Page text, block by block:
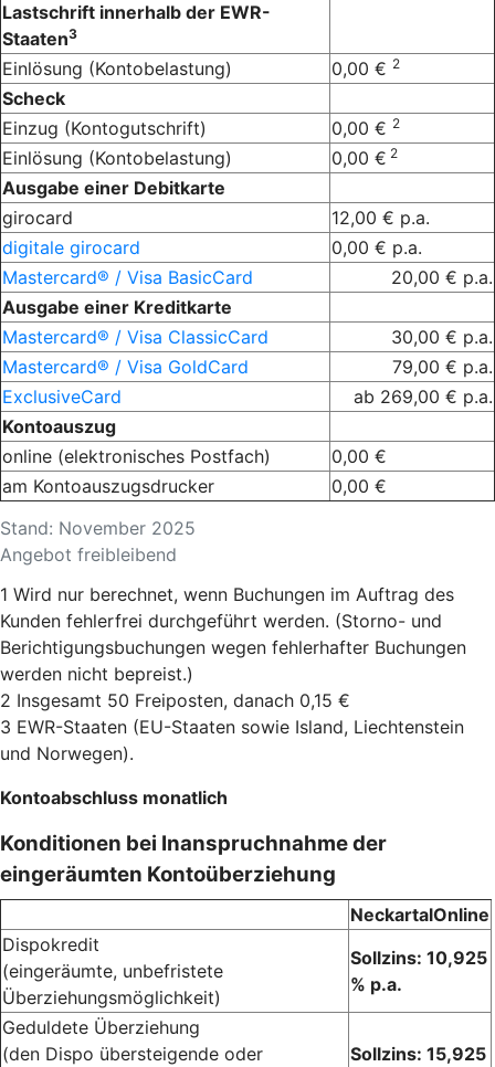
Stand: November 2025
Angebot freibleibend
Lastschrift innerhalb der EWR-
Staaten3
Einlösung (Kontobelastung) 0,00 € 2
Scheck
Einzug (Kontogutschrift)
0,00 € 2
Einlösung (Kontobelastung) 0,00 € 2
Ausgabe einer Debitkarte
girocard
12,00 € p.a.
digitale girocard
0,00 € p.a.
Mastercard® / Visa BasicCard
20,00 € p.a.
Ausgabe einer Kreditkarte
Mastercard® / Visa ClassicCard
30,00 € p.a.
Mastercard® / Visa GoldCard
79,00 € p.a.
ExclusiveCard
ab 269,00 € p.a.
Kontoauszug
online (elektronisches Postfach)
0,00 €
am Kontoauszugsdrucker
0,00 €
1 Wird nur berechnet, wenn Buchungen im Auftrag des
Kunden fehlerfrei durchgeführt werden. (Storno- und
Berichtigungsbuchungen wegen fehlerhafter Buchungen
werden nicht bepreist.)
2 Insgesamt 50 Freiposten, danach 0,15 €
3 EWR-Staaten (EU-Staaten sowie Island, Liechtenstein
und Norwegen).
Kontoabschluss monatlich
Konditionen bei Inanspruchnahme der
eingeräumten Kontoüberziehung
NeckartalOnline
Dispokredit
(eingeräumte, unbefristete
Überziehungsmöglichkeit)
Sollzins: 10,925
% p.a.
Geduldete Überziehung
(den Dispo übersteigende oder
Sollzins: 15,925